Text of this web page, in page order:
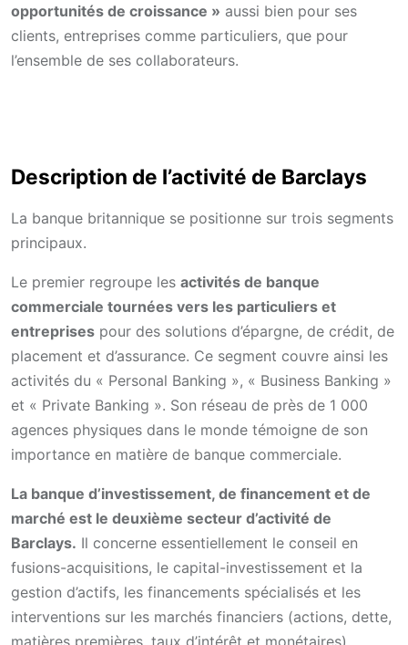
opportunités de croissance » aussi bien pour ses
clients, entreprises comme particuliers, que pour
l’ensemble de ses collaborateurs.
Description de l’activité de Barclays
La banque britannique se positionne sur trois segments
principaux.
Le premier regroupe les activités de banque
commerciale tournées vers les particuliers et
entreprises pour des solutions d’épargne, de crédit, de
placement et d’assurance. Ce segment couvre ainsi les
activités du « Personal Banking », « Business Banking »
et « Private Banking ». Son réseau de près de 1 000
agences physiques dans le monde témoigne de son
importance en matière de banque commerciale.
La banque d’investissement, de financement et de
marché est le deuxième secteur d’activité de
Barclays. Il concerne essentiellement le conseil en
fusions-acquisitions, le capital-investissement et la
gestion d’actifs, les financements spécialisés et les
interventions sur les marchés financiers (actions, dette,